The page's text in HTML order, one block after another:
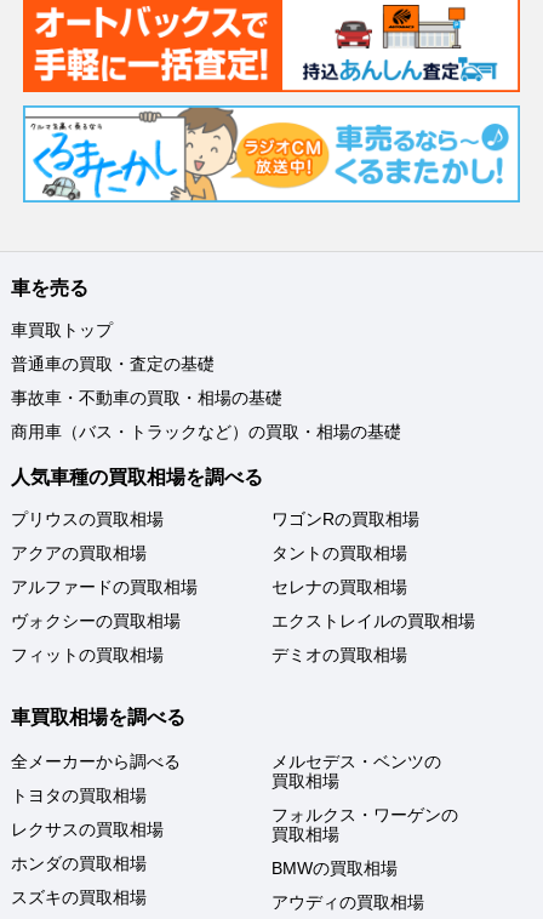
車を売る
車買取トップ
普通車の買取・査定の基礎
事故車・不動車の買取・相場の基礎
商用車（バス・トラックなど）の買取・相場の基礎
人気車種の買取相場を調べる
プリウスの買取相場
アクアの買取相場
アルファードの買取相場
ヴォクシーの買取相場
フィットの買取相場
ワゴンRの買取相場
タントの買取相場
セレナの買取相場
エクストレイルの買取相場
デミオの買取相場
車買取相場を調べる
全メーカーから調べる
トヨタの買取相場
レクサスの買取相場
ホンダの買取相場
スズキの買取相場
メルセデス・ベンツの
買取相場
フォルクス・ワーゲンの
買取相場
BMWの買取相場
アウディの買取相場